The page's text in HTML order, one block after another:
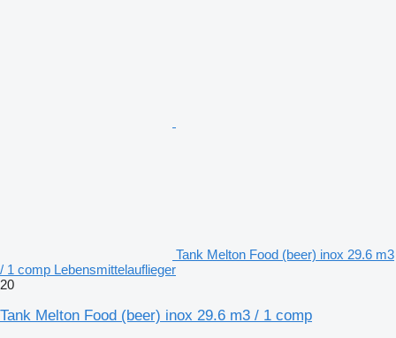
Tank Melton Food (beer) inox 29.6 m3
/ 1 comp Lebensmittelauflieger
20
Tank Melton Food (beer) inox 29.6 m3 / 1 comp